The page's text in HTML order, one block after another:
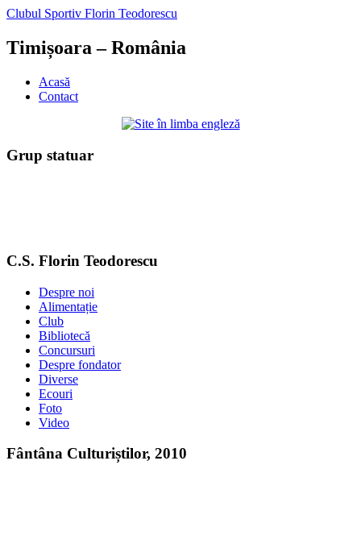
Clubul Sportiv Florin Teodorescu
Timișoara – România
Acasă
Contact
Grup statuar
C.S. Florin Teodorescu
Despre noi
Alimentație
Club
Bibliotecă
Concursuri
Despre fondator
Diverse
Ecouri
Foto
Video
Fântâna Culturiștilor, 2010